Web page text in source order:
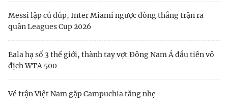
Messi lập cú đúp, Inter Miami ngược dòng thắng trận ra
quân Leagues Cup 2026
Eala hạ số 3 thế giới, thành tay vợt Đông Nam Á đầu tiên vô
địch WTA 500
Vé trận Việt Nam gặp Campuchia tăng nhẹ